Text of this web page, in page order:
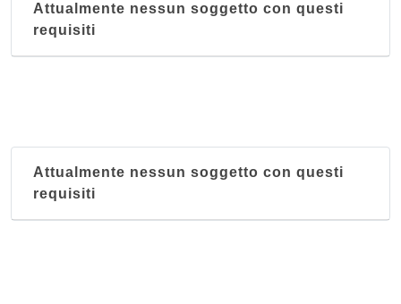
Attualmente nessun soggetto con questi
requisiti
Attualmente nessun soggetto con questi
requisiti